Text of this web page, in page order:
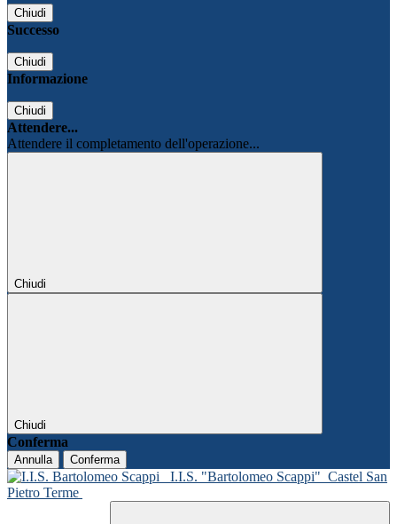
Chiudi
Successo
Chiudi
Informazione
Chiudi
Attendere...
Attendere il completamento dell'operazione...
Chiudi
Chiudi
Conferma
Annulla Conferma
I.I.S. "Bartolomeo Scappi" Castel San
Pietro Terme